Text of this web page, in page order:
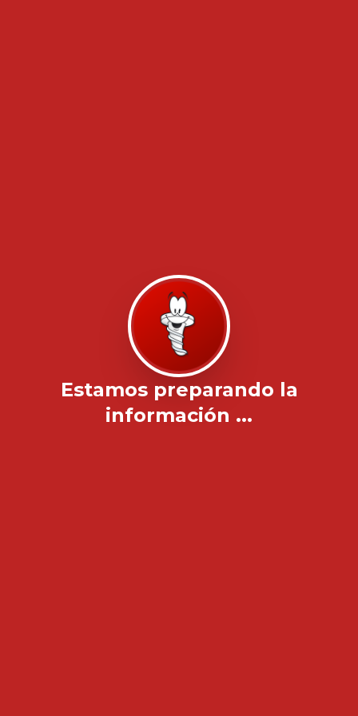
Estamos preparando la
información ...